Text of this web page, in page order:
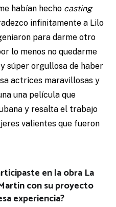
habían hecho casting
infinitamente a Lilo
para darme otro
lo menos no quedarme
súper orgullosa de haber
actrices maravillosas y
una película que
y resalta el trabajo
valientes que fueron
en la obra La
con su proyecto
experiencia?